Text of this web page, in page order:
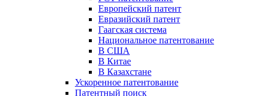
Европейский патент
Евразийский патент
Гаагская система
Национальное патентование
В США
В Китае
В Казахстане
Ускоренное патентование
Патентный поиск